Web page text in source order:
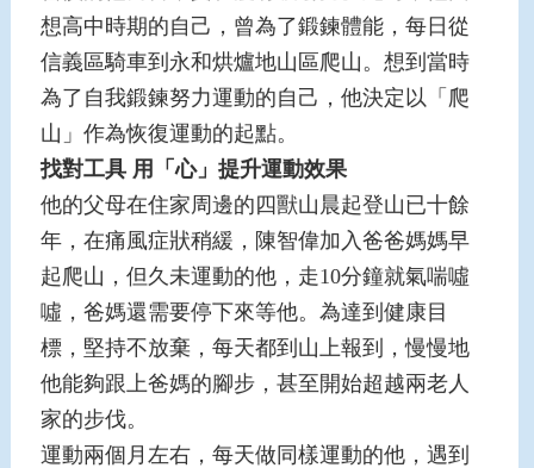
想高中時期的自己，曾為了鍛鍊體能，每日從
信義區騎車到永和烘爐地山區爬山。想到當時
為了自我鍛鍊努力運動的自己，他決定以「爬
山」作為恢復運動的起點。
找對工具 用「心」提升運動效果
他的父母在住家周邊的四獸山晨起登山已十餘
年，在痛風症狀稍緩，陳智偉加入爸爸媽媽早
起爬山，但久未運動的他，走10分鐘就氣喘噓
噓，爸媽還需要停下來等他。為達到健康目
標，堅持不放棄，每天都到山上報到，慢慢地
他能夠跟上爸媽的腳步，甚至開始超越兩老人
家的步伐。
運動兩個月左右，每天做同樣運動的他，遇到